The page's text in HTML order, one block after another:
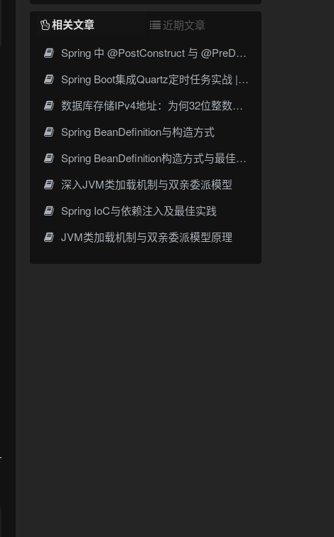
相关文章
近期文章
Spring 中 @PostConstruct 与 @PreDestroy 的完整与实战
Spring Boot集成Quartz定时任务实战 | Cron表达式详解
数据库存储IPv4地址：为何32位整数优于字符串 | 性能分析
Spring BeanDefinition与构造方式
Spring BeanDefinition构造方式与最佳实践
深入JVM类加载机制与双亲委派模型
Spring IoC与依赖注入及最佳实践
JVM类加载机制与双亲委派模型原理